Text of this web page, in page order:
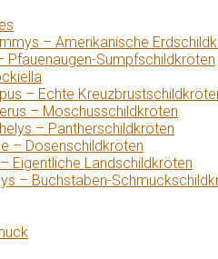
– Amerikanische
Pfauenaugen-Sumpfschildkröten
– Echte
– Moschusschildkröten
– Pantherschildkröten
– Dosenschildkröten
Eigentliche Landschildkröten
– Buchstaben-